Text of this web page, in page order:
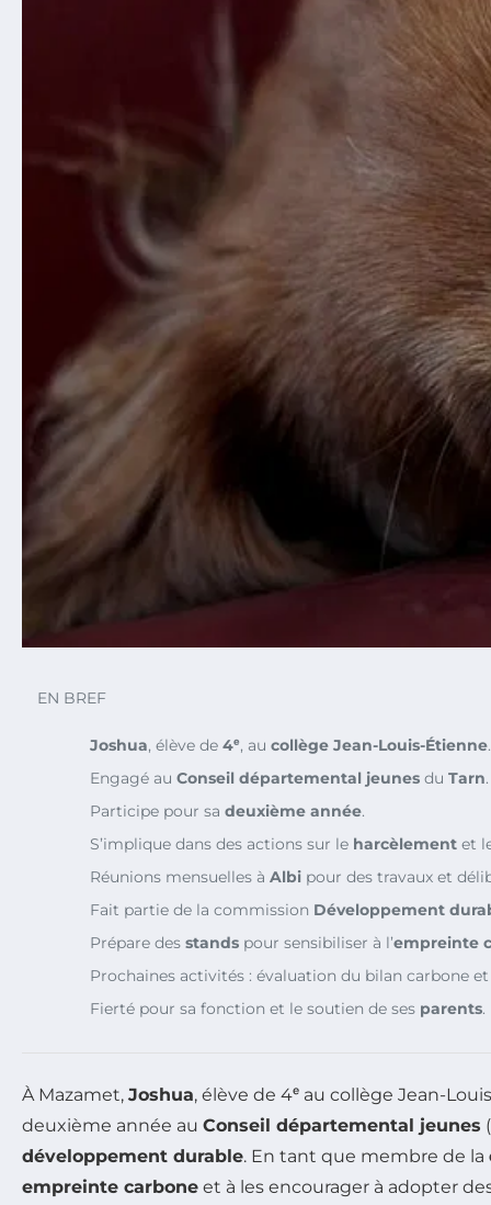
EN BREF
Joshua, élève de 4ᵉ, au collège Jean-Louis-Étienne.
Engagé au Conseil départemental jeunes du Tarn.
Participe pour sa deuxième année.
S’implique dans des actions sur le harcèlement et
Réunions mensuelles à Albi pour des travaux et
Fait partie de la commission Développement
Prépare des stands pour sensibiliser à l’empreinte
Prochaines activités : évaluation du bilan carbone
Fierté pour sa fonction et le soutien de ses parents.
À Mazamet, Joshua, élève de 4ᵉ au collège Jean-
deuxième année au Conseil départemental jeunes
développement durable. En tant que membre de la
empreinte carbone et à les encourager à adopter